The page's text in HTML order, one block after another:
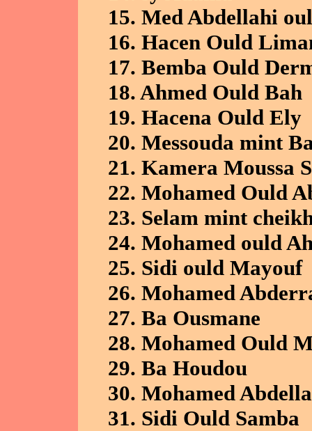
15. Med Abdellahi
16. Hacen Ould
17. Bemba Ould
18. Ahmed Ould Bah
19. Hacena Ould Ely
20. Messouda mint
21. Kamera Moussa
22. Mohamed Ould
23. Selam mint
24. Mohamed ould
25. Sidi ould Mayouf
26. Mohamed
27. Ba Ousmane
28. Mohamed Ould
29. Ba Houdou
30. Mohamed
31. Sidi Ould Samba